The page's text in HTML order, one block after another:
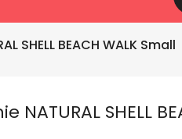
SHELL BEACH WALK Small
SHELL